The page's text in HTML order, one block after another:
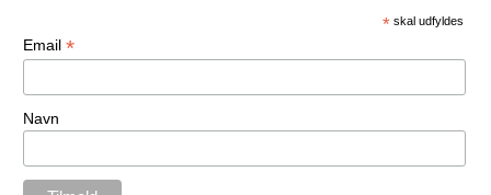
* skal udfyldes
Email *
Navn